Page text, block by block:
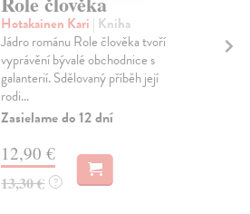
Hotakainen Kari | Kniha
Jádro románu Role člověka tvoří
vyprávění bývalé obchodnice s
galanterií. Sdělovaný příběh její
rodi...
Zasielame do 12 dní
12,90 €
13,30 € ?